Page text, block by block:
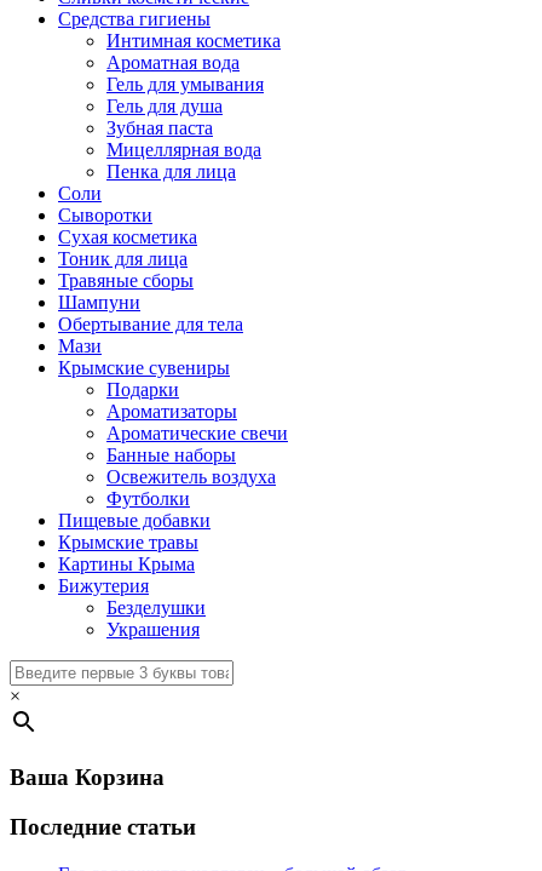
Средства гигиены
Интимная косметика
Ароматная вода
Гель для умывания
Гель для душа
Зубная паста
Мицеллярная вода
Пенка для лица
Соли
Сыворотки
Сухая косметика
Тоник для лица
Травяные сборы
Шампуни
Обертывание для тела
Мази
Крымские сувениры
Подарки
Ароматизаторы
Ароматические свечи
Банные наборы
Освежитель воздуха
Футболки
Пищевые добавки
Крымские травы
Картины Крыма
Бижутерия
Безделушки
Украшения
×
Ваша Корзина
Последние статьи